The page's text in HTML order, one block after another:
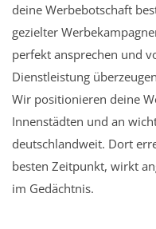
deine Werbebotschaft
gezielter
perfekt ansprechen und
Dienstleistung
Wir positionieren deine
Innenstädten und an
deutschlandweit. Dort
besten Zeitpunkt, wirkt
im Gedächtnis.